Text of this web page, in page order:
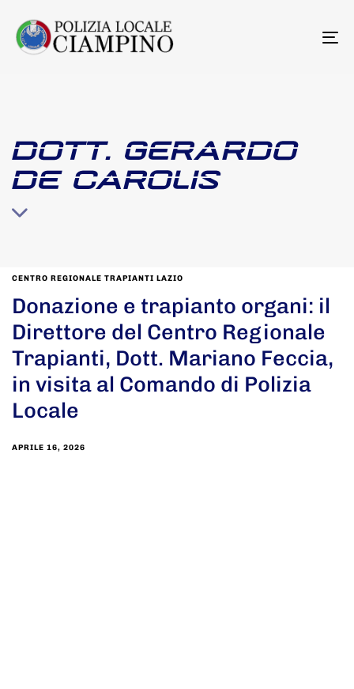
DOTT. GERARDO
DE CAROLIS
CENTRO REGIONALE TRAPIANTI LAZIO
Donazione e trapianto organi: il
Direttore del Centro Regionale
Trapianti, Dott. Mariano Feccia,
in visita al Comando di Polizia
Locale
APRILE 16, 2026